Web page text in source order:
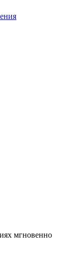
мгновенно